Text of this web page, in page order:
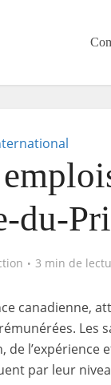
du-
3 min de
canadienne,
Les
l’expérience
par leur